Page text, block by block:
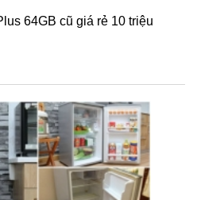
64GB cũ giá rẻ 10 triệu